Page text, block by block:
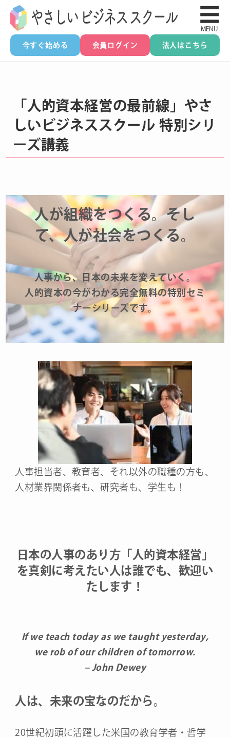
今すぐ始める 会員ログイン 法人はこちら
☰
MENU
「人的資本経営の最前線」やさ
しいビジネススクール 特別シリ
ーズ講義
人が組織をつくる。そし
て、人が社会をつくる。
人事から、日本の未来を変えていく。
人的資本の今がわかる完全無料の特別セミ
ナーシリーズです。
人事担当者、教育者、それ以外の職種の方も、
人材業界関係者も、研究者も、学生も！
日本の人事のあり方「人的資本経営」
を真剣に考えたい人は誰でも、歓迎い
たします！
If we teach today as we taught yesterday,
we rob of our children of tomorrow.
– John Dewey
人は、未来の宝なのだから。
20世紀初頭に活躍した米国の教育学者・哲学